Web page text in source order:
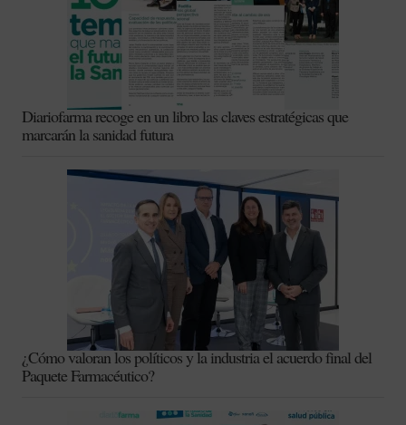
Diariofarma recoge en un libro las claves estratégicas que
marcarán la sanidad futura
¿Cómo valoran los políticos y la industria el acuerdo final del
Paquete Farmacéutico?